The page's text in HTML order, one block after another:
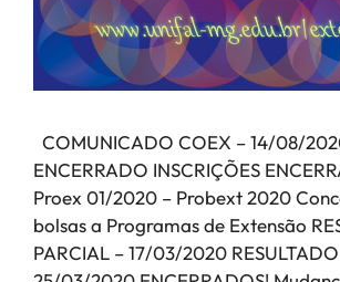
COMUNICADO COEX – 14/08/
ENCERRADO INSCRIÇÕES
Proex 01/2020 – Probext 2020
bolsas a Programas de Extensão
PARCIAL – 17/03/2020